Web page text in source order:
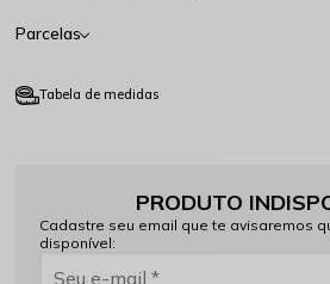
Parcelas
Tabela de medidas
PRODUTO
Cadastre seu email que te avisaremos
disponível: